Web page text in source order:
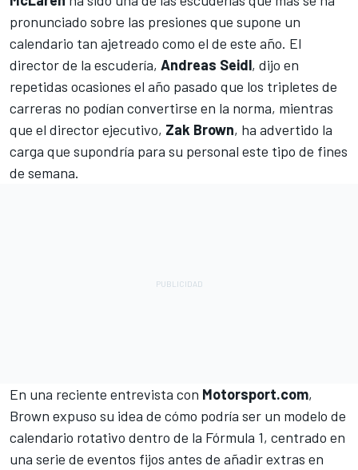
pronunciado sobre las presiones que supone un
calendario tan ajetreado como el de este año. El
director de la escudería, Andreas Seidl, dijo en
repetidas ocasiones el año pasado que los tripletes de
carreras no podían convertirse en la norma, mientras
que el director ejecutivo, Zak Brown, ha advertido la
carga que supondría para su personal este tipo de fines
de semana.
En una reciente entrevista con Motorsport.com,
Brown expuso su idea de cómo podría ser un modelo de
calendario rotativo dentro de la Fórmula 1, centrado en
una serie de eventos fijos antes de añadir extras en